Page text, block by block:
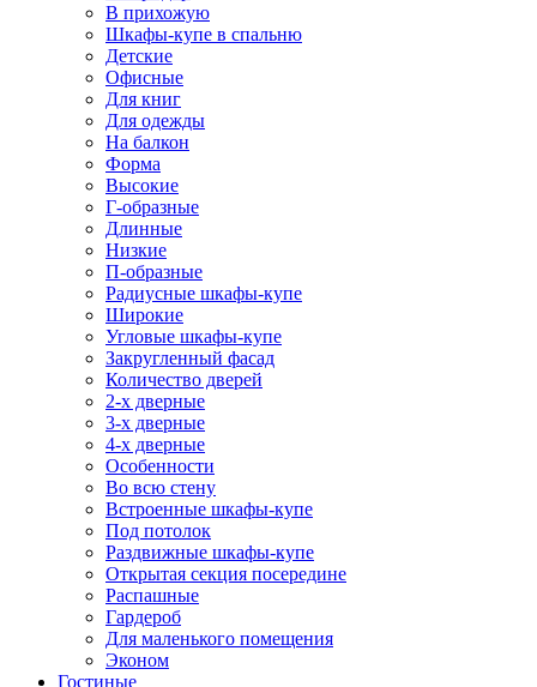
В прихожую
Шкафы-купе в спальню
Детские
Офисные
Для книг
Для одежды
На балкон
Форма
Высокие
Г-образные
Длинные
Низкие
П-образные
Радиусные шкафы-купе
Широкие
Угловые шкафы-купе
Закругленный фасад
Количество дверей
2-х дверные
3-х дверные
4-х дверные
Особенности
Во всю стену
Встроенные шкафы-купе
Под потолок
Раздвижные шкафы-купе
Открытая секция посередине
Распашные
Гардероб
Для маленького помещения
Эконом
Гостиные